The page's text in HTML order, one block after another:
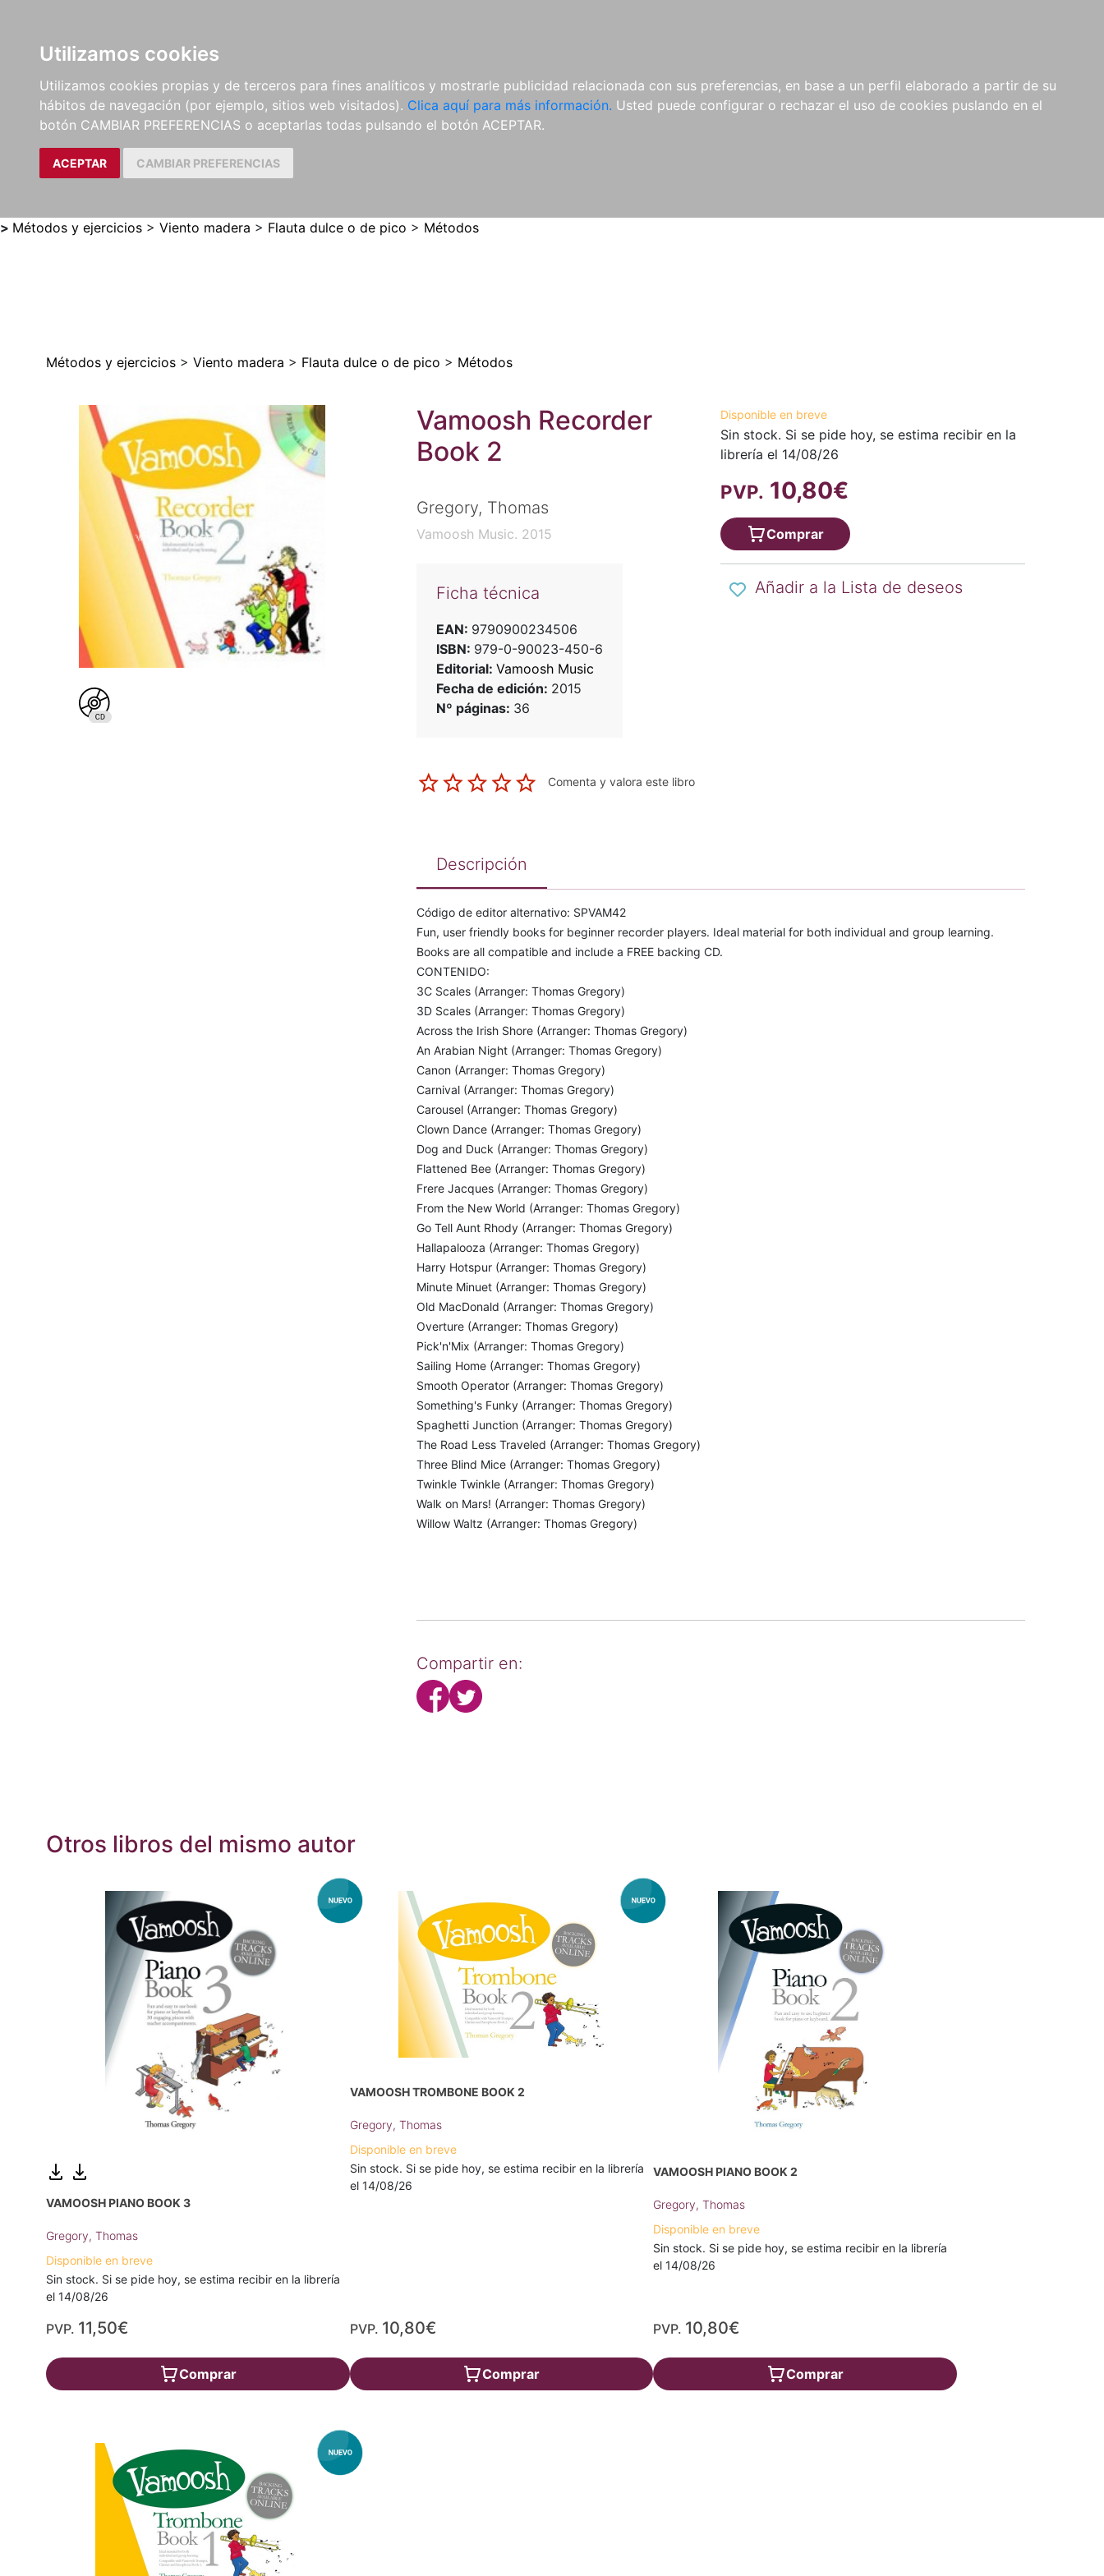
Utilizamos cookies
Utilizamos cookies propias y de terceros para fines analíticos y mostrarle publicidad relacionada con sus preferencias, en base a un perfil elaborado a partir de su
hábitos de navegación (por ejemplo, sitios web visitados). Clica aquí para más información. Usted puede configurar o rechazar el uso de cookies puslando en el
botón CAMBIAR PREFERENCIAS o aceptarlas todas pulsando el botón ACEPTAR.
ACEPTAR CAMBIAR PREFERENCIAS
LIBROS
MÉTODOS Y
EJERCICIOS
PARTITURAS Y EDICIONES
CRÍTICAS
REVISTAS
CDS Y
DVDS
MATERIAL
COMPLEMENTARIO
NOVEDADES NOTICIAS
COMPRAS
INSTITUCIONALES
> Métodos y ejercicios > Viento madera > Flauta dulce o de pico > Métodos
Métodos y ejercicios > Viento madera > Flauta dulce o de pico > Métodos
Vamoosh Recorder
Book 2
Gregory, Thomas
Vamoosh Music. 2015
Ficha técnica
EAN: 9790900234506
ISBN: 979-0-90023-450-6
Editorial: Vamoosh Music
Fecha de edición: 2015
Nº páginas: 36
Comenta y valora este libro
Disponible en breve
Sin stock. Si se pide hoy, se estima recibir en la
librería el 14/08/26
PVP. 10,80€
Comprar
Añadir a la Lista de deseos
Descripción
Código de editor alternativo: SPVAM42
Fun, user friendly books for beginner recorder players. Ideal material for both individual and group learning.
Books are all compatible and include a FREE backing CD.
CONTENIDO:
3C Scales (Arranger: Thomas Gregory)
3D Scales (Arranger: Thomas Gregory)
Across the Irish Shore (Arranger: Thomas Gregory)
An Arabian Night (Arranger: Thomas Gregory)
Canon (Arranger: Thomas Gregory)
Carnival (Arranger: Thomas Gregory)
Carousel (Arranger: Thomas Gregory)
Clown Dance (Arranger: Thomas Gregory)
Dog and Duck (Arranger: Thomas Gregory)
Flattened Bee (Arranger: Thomas Gregory)
Frere Jacques (Arranger: Thomas Gregory)
From the New World (Arranger: Thomas Gregory)
Go Tell Aunt Rhody (Arranger: Thomas Gregory)
Hallapalooza (Arranger: Thomas Gregory)
Harry Hotspur (Arranger: Thomas Gregory)
Minute Minuet (Arranger: Thomas Gregory)
Old MacDonald (Arranger: Thomas Gregory)
Overture (Arranger: Thomas Gregory)
Pick'n'Mix (Arranger: Thomas Gregory)
Sailing Home (Arranger: Thomas Gregory)
Smooth Operator (Arranger: Thomas Gregory)
Something's Funky (Arranger: Thomas Gregory)
Spaghetti Junction (Arranger: Thomas Gregory)
The Road Less Traveled (Arranger: Thomas Gregory)
Three Blind Mice (Arranger: Thomas Gregory)
Twinkle Twinkle (Arranger: Thomas Gregory)
Walk on Mars! (Arranger: Thomas Gregory)
Willow Waltz (Arranger: Thomas Gregory)
Compartir en:
Otros libros del mismo autor
VAMOOSH PIANO BOOK 3
Gregory, Thomas
Disponible en breve
Sin stock. Si se pide hoy, se estima recibir en la librería
el 14/08/26
PVP. 11,50€
Comprar
VAMOOSH TROMBONE BOOK 2
Gregory, Thomas
Disponible en breve
Sin stock. Si se pide hoy, se estima recibir en la librería
el 14/08/26
PVP. 10,80€
Comprar
VAMOOSH PIANO BOOK 2
Gregory, Thomas
Disponible en breve
Sin stock. Si se pide hoy, se estima recibir en la librería
el 14/08/26
PVP. 10,80€
Comprar